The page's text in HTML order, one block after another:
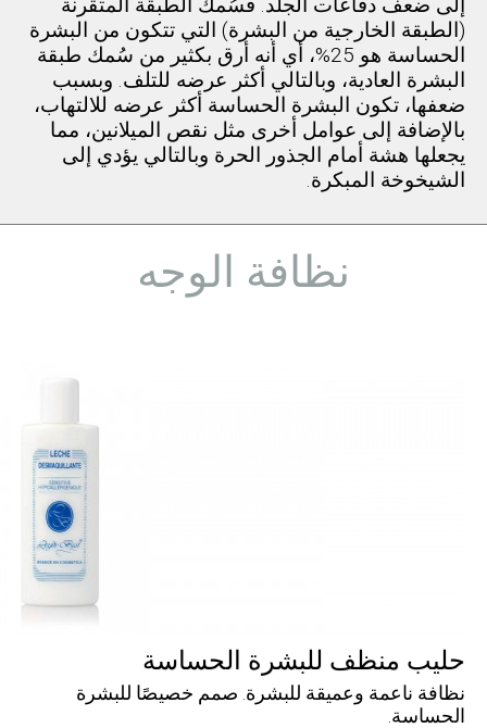
(الطبقة الخارجية من البشرة) التي تتكون من البشرة
الحساسة هو 25%، أي أنه أرق بكثير من سُمك طبقة
البشرة العادية، وبالتالي أكثر عرضه للتلف. وبسبب
ضعفها، تكون البشرة الحساسة أكثر عرضه للالتهاب،
بالإضافة إلى عوامل أخرى مثل نقص الميلانين، مما
يجعلها هشة أمام الجذور الحرة وبالتالي يؤدي إلى
الشيخوخة المبكرة.
نظافة الوجه
حليب منظف للبشرة الحساسة
نظافة ناعمة وعميقة للبشرة. صمم خصيصًا للبشرة
الحساسة.